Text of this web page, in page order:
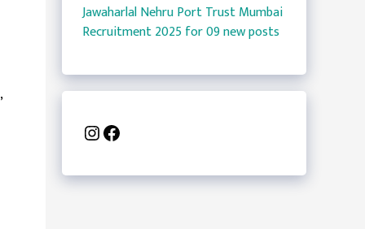
Jawaharlal Nehru Port Trust Mumbai
Recruitment 2025 for 09 new posts
Instagram
Facebook